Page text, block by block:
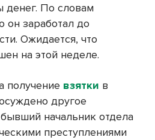
денег. По словам
он заработал до
Ожидается, что
на этой неделе.
получение взятки в
другое
начальник отдела
преступлениями